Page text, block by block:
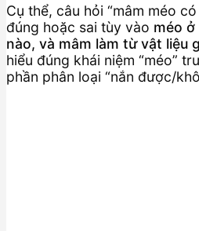
Cụ thể, câu hỏi “mâm méo
đúng hoặc sai tùy vào méo ở
nào, và mâm làm từ vật liệu
hiểu đúng khái niệm “méo”
phần phân loại “nắn được/